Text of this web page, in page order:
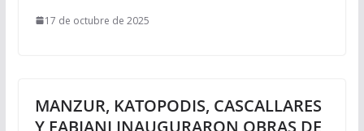
17 de octubre de 2025
MANZUR, KATOPODIS, CASCALLARES
Y FABIANI INAUGURARON OBRAS DE